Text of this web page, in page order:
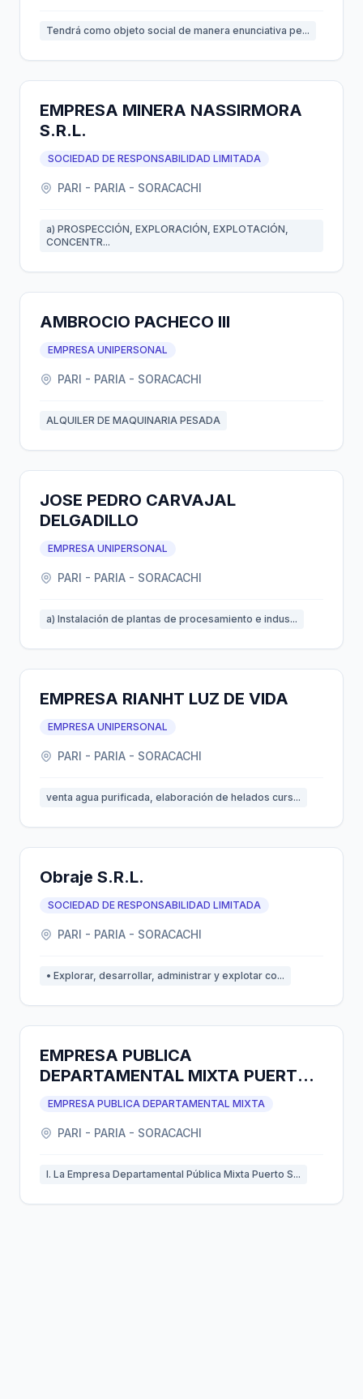
Tendrá como objeto social de manera enunciativa pe...
EMPRESA MINERA NASSIRMORA
S.R.L.
SOCIEDAD DE RESPONSABILIDAD LIMITADA
PARI - PARIA - SORACACHI
a) PROSPECCIÓN, EXPLORACIÓN, EXPLOTACIÓN,
CONCENTR...
AMBROCIO PACHECO III
EMPRESA UNIPERSONAL
PARI - PARIA - SORACACHI
ALQUILER DE MAQUINARIA PESADA
JOSE PEDRO CARVAJAL
DELGADILLO
EMPRESA UNIPERSONAL
PARI - PARIA - SORACACHI
a) Instalación de plantas de procesamiento e indus...
EMPRESA RIANHT LUZ DE VIDA
EMPRESA UNIPERSONAL
PARI - PARIA - SORACACHI
venta agua purificada, elaboración de helados curs...
Obraje S.R.L.
SOCIEDAD DE RESPONSABILIDAD LIMITADA
PARI - PARIA - SORACACHI
• Explorar, desarrollar, administrar y explotar co...
EMPRESA PUBLICA
DEPARTAMENTAL MIXTA PUERTO
SECO ORURO
EMPRESA PUBLICA DEPARTAMENTAL MIXTA
PARI - PARIA - SORACACHI
I. La Empresa Departamental Pública Mixta Puerto S...